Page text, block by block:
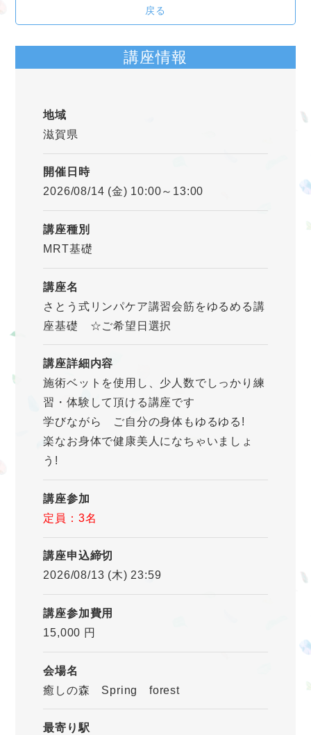
戻る
講座情報
地域
滋賀県
開催日時
2026/08/14 (金) 10:00～13:00
講座種別
MRT基礎
講座名
さとう式リンパケア講習会筋をゆるめる講
座基礎 ☆ご希望日選択
講座詳細内容
施術ベットを使用し、少人数でしっかり練
習・体験して頂ける講座です
学びながら ご自分の身体もゆるゆる!
楽なお身体で健康美人になちゃいましょ
う!
講座参加
定員：3名
講座申込締切
2026/08/13 (木) 23:59
講座参加費用
15,000 円
会場名
癒しの森 Spring forest
最寄り駅